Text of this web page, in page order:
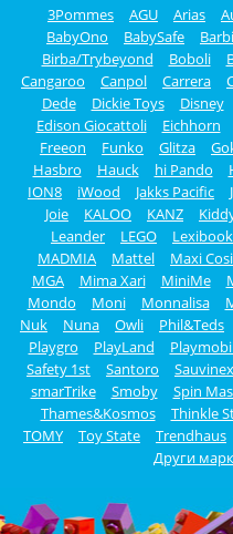
3Pommes AGU Arias
BabyOno
BabySafe
Birba/Trybeyond
Boboli
Cangaroo
Canpol Carrera
Dede
Dickie Toys Disney
Edison Giocattoli
Eichhorn
Freeon
Funko Glitza
Hasbro
Hauck hi Pando
ION8
iWood Jakks Pacific
Joie
KALOO KANZ
Leander
LEGO Lexibook
MADMIA
Mattel Maxi Cosi
MGA
Mima Xari MiniMe
Mondo
Moni Monnalisa
Nuk
Nuna Owli Phil&Teds
Playgro
PlayLand
Safety 1st
Santoro Sauvinex
smarTrike
Smoby Spin
Thames&Kosmos
Thinkle
TOMY
Toy State Trendhaus
Други